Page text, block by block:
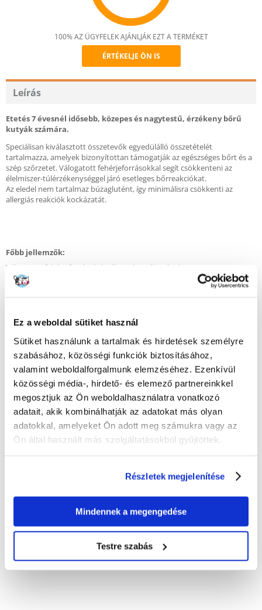
Ez a weboldal sütiket használ
Sütiket használunk a tartalmak és hirdetések személyre
szabásához, közösségi funkciók biztosításához,
valamint weboldalforgalmunk elemzéséhez. Ezenkívül
közösségi média-, hirdető- és elemező partnereinkkel
megosztjuk az Ön weboldalhasználatra vonatkozó
adatait, akik kombinálhatják az adatokat más olyan
adatokkal, amelyeket Ön adott meg számukra vagy az
Ön által használt más szolgáltatásokból gyűjtöttek.
Részletek megjelenítése
Mindennek a megengedése
Testre szabás
Recommend
100% AZ ÜGYFELEK AJÁNLJÁK EZT A TERMÉKET
ÉRTÉKELJE ÖN IS
Leírás
Etetés 7 évesnél idősebb, közepes és nagytestű, érzékeny bőrű
kutyák számára.
Speciálisan kiválasztott összetevők egyedülálló összetételét
tartalmazza, amelyek bizonyítottan támogatják az egészséges bőrt és a
szép szőrzetet. Válogatott fehérjeforrásokkal segít csökkenteni az
élelmiszer-túlérzékenységgel járó esetleges bőrreakciókat.
Az eledel nem tartalmaz búzaglutént, így minimálisra csökkenti az
allergiás reakciók kockázatát.
Főbb jellemzők:
Válogatott fehérjeforrások érzékeny kutyák számára
Kiváló minőségű lazacfehérjét tartalmaz
Javítja a bőr állapotát
életmódot
Összetétel:
kiváló minőségű lazac* (17 %) (beleértve a fejet, gerincet, húst)
rizs* (16 %)
kukoricafehérje-liszt*
szárított lazacfehérje*
szárított répapép*
szárított növényi rostok
szójaolaj
*Proteinforrások